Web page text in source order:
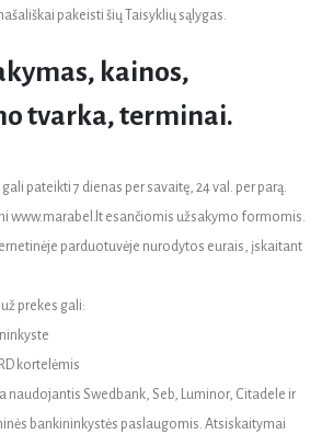
pakeisti šių Taisyklių sąlygas.
kainos,
tvarka, terminai.
gali pateikti 7 dienas per savaitę, 24 val. per parą.
www.marabel.lt esančiomis užsakymo formomis.
parduotuvėje nurodytos eurais, įskaitant
prekes gali:
kortelėmis
naudojantis Swedbank, Seb, Luminor, Citadele ir
bankininkystės paslaugomis. Atsiskaitymai